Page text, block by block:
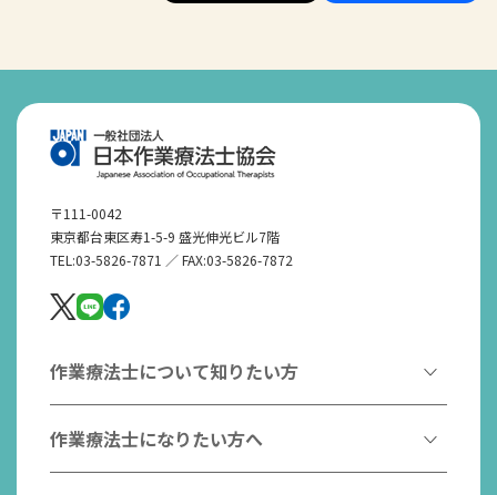
〒111-0042
東京都台東区寿1-5-9 盛光伸光ビル7階
TEL:03-5826-7871 ／ FAX:03-5826-7872
作業療法士について知りたい方
作業療法とは
作業療法士とは
作業療法士になりたい方へ